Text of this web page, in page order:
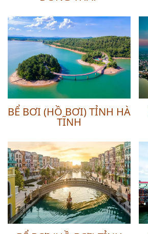
BỂ BƠI (HỒ BƠI) TỈNH HÀ
TĨNH